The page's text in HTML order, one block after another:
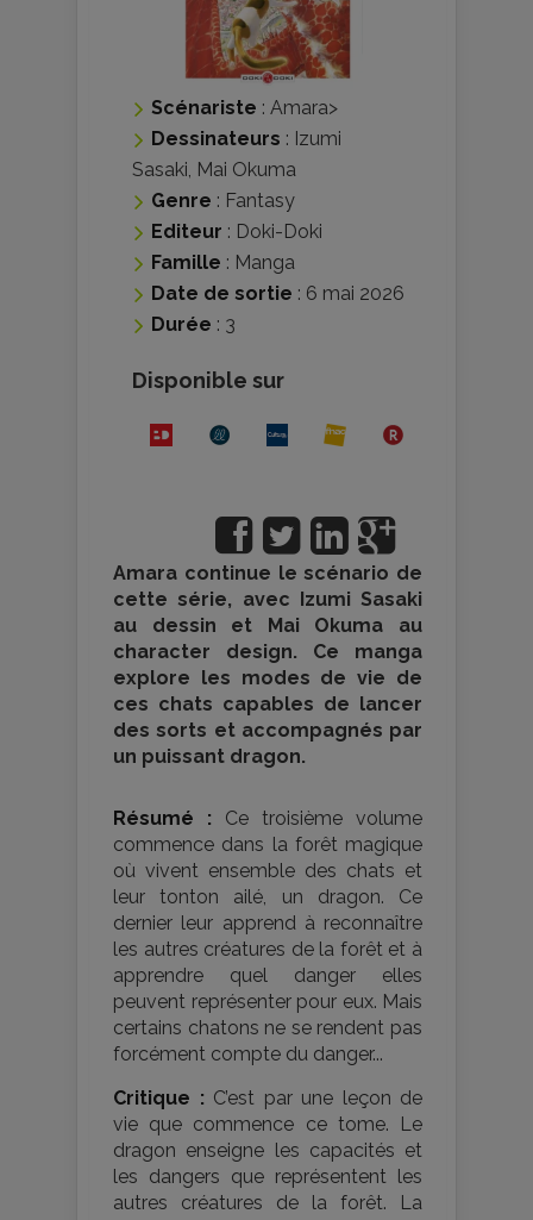
Scénariste : Amara>
Dessinateurs : Izumi
Sasaki, Mai Okuma
Genre : Fantasy
Editeur : Doki-Doki
Famille : Manga
Date de sortie : 6 mai 2026
Durée : 3
Disponible sur
Amara continue le scénario de
cette série, avec Izumi Sasaki
au dessin et Mai Okuma au
character design. Ce manga
explore les modes de vie de
ces chats capables de lancer
des sorts et accompagnés par
un puissant dragon.
Résumé : Ce troisième volume
commence dans la forêt magique
où vivent ensemble des chats et
leur tonton ailé, un dragon. Ce
dernier leur apprend à reconnaître
les autres créatures de la forêt et à
apprendre quel danger elles
peuvent représenter pour eux. Mais
certains chatons ne se rendent pas
forcément compte du danger...
Critique : C’est par une leçon de
vie que commence ce tome. Le
dragon enseigne les capacités et
les dangers que représentent les
autres créatures de la forêt. La